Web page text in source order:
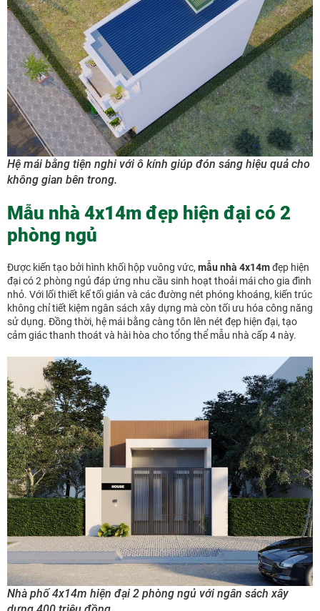
Hệ mái bằng tiện nghi với ô kính giúp đón sáng hiệu quả cho
không gian bên trong.
Mẫu nhà 4x14m đẹp hiện đại có 2
phòng ngủ
Được kiến tạo bởi hình khối hộp vuông vức, mẫu nhà 4x14mđẹp hiện
đại có 2 phòng ngủ đáp ứng nhu cầu sinh hoạt thoải mái cho gia đình
nhỏ. Với lối thiết kế tối giản và các đường nét phóng khoáng, kiến trúc
không chỉ tiết kiệm ngân sách xây dựng mà còn tối ưu hóa công năng
sử dụng. Đồng thời, hệ mái bằng càng tôn lên nét đẹp hiện đại, tạo
cảm giác thanh thoát và hài hòa cho tổng thể mẫu nhà cấp 4 này.
Nhà phố 4x14m hiện đại 2 phòng ngủ với ngân sách xây